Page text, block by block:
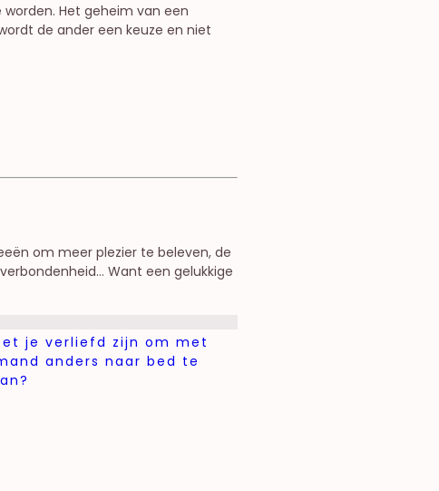
Het geheim van een
de ander een keuze en niet
om meer plezier te beleven, de
Want een gelukkige
je verliefd zijn om met
anders naar bed te